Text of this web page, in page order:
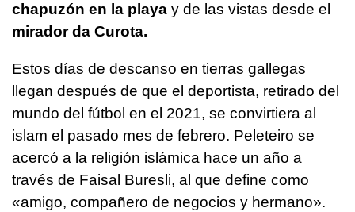
chapuzón en la playa y de las vistas desde el
mirador da Curota.
Estos días de descanso en tierras gallegas
llegan después de que el deportista, retirado del
mundo del fútbol en el 2021, se convirtiera al
islam el pasado mes de febrero. Peleteiro se
acercó a la religión islámica hace un año a
través de Faisal Buresli, al que define como
«amigo, compañero de negocios y hermano».